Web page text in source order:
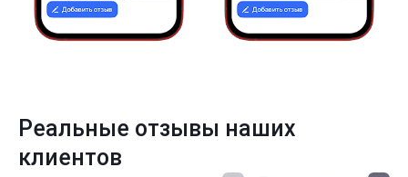
Реальные отзывы наших
клиентов